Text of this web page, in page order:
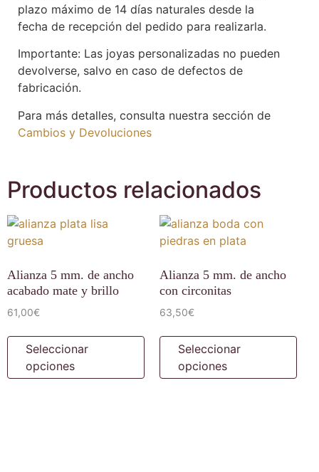
plazo máximo de 14 días naturales desde la
fecha de recepción del pedido para realizarla.
Importante: Las joyas personalizadas no pueden
devolverse, salvo en caso de defectos de
fabricación.
Para más detalles, consulta nuestra sección de
Cambios y Devoluciones
Productos relacionados
Alianza 5 mm. de ancho
acabado mate y brillo
61,00€
Seleccionar
opciones
Alianza 5 mm. de ancho
con circonitas
63,50€
Seleccionar
opciones